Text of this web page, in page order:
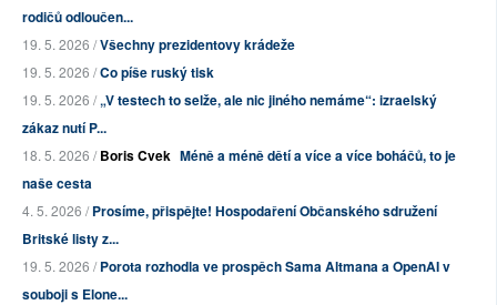
rodičů odloučen...
19. 5. 2026 /Všechny prezidentovy krádeže
19. 5. 2026 /Co píše ruský tisk
19. 5. 2026 /„V testech to selže, ale nic jiného nemáme“: izraelský
zákaz nutí P...
18. 5. 2026 /Boris Cvek Méně a méně dětí a více a více boháčů, to je
naše cesta
4. 5. 2026 /Prosíme, přispějte! Hospodaření Občanského sdružení
Britské listy z...
19. 5. 2026 /Porota rozhodla ve prospěch Sama Altmana a OpenAI v
souboji s Elone...